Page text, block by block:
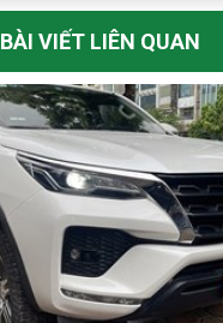
BÀI VIẾT LIÊN QUAN